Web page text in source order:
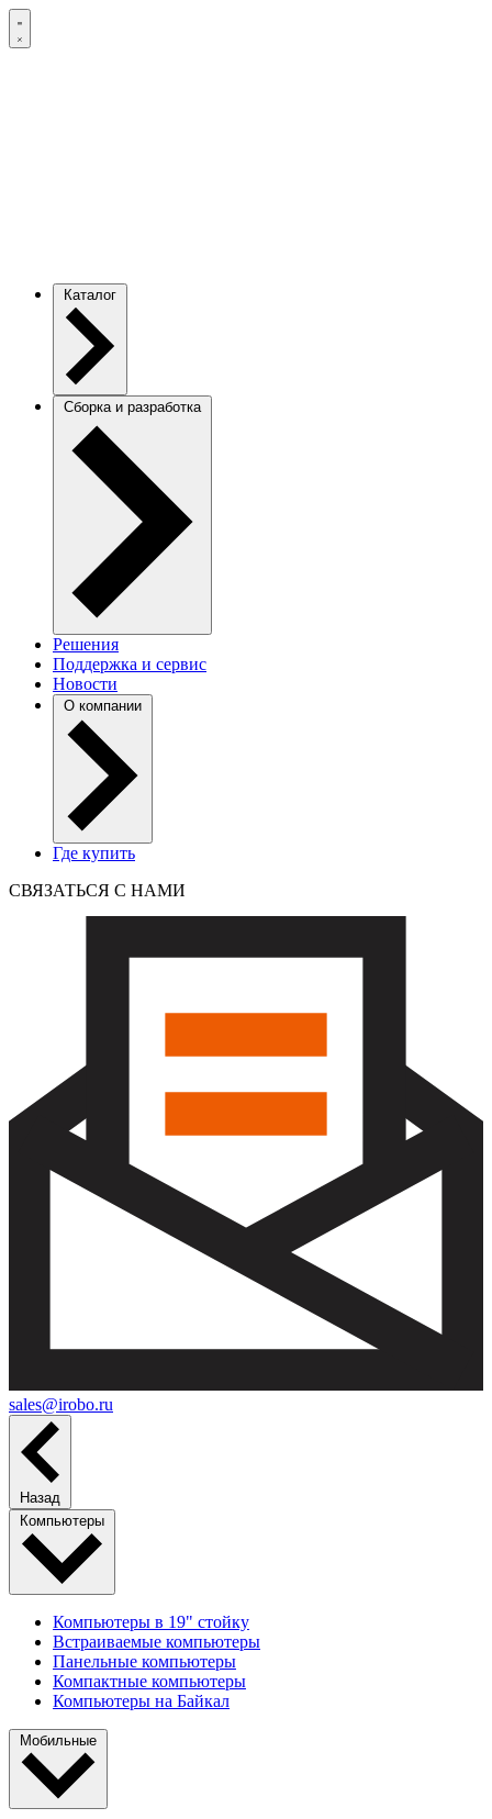
Каталог
Сборка и разработка
Решения
Поддержка и сервис
Новости
О компании
Где купить
СВЯЗАТЬСЯ С НАМИ
sales@irobo.ru
Назад
Компьютеры
Компьютеры в 19" стойкy
Встраиваемые компьютеры
Панельные компьютеры
Компактные компьютеры
Компьютеры на Байкал
Мобильные